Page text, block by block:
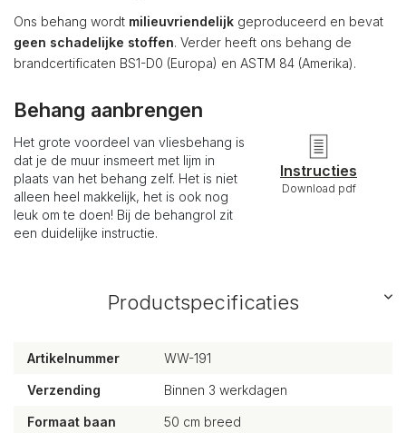
Ons behang wordt milieuvriendelijk geproduceerd en bevat
geen schadelijke stoffen. Verder heeft ons behang de
brandcertificaten BS1-D0 (Europa) en ASTM 84 (Amerika).
Behang aanbrengen
Het grote voordeel van vliesbehang is
dat je de muur insmeert met lijm in
plaats van het behang zelf. Het is niet
alleen heel makkelijk, het is ook nog
leuk om te doen! Bij de behangrol zit
een duidelijke instructie.
Instructies
Download pdf
Productspecificaties
Artikelnummer WW-191
Verzending Binnen 3 werkdagen
Formaat baan 50 cm breed